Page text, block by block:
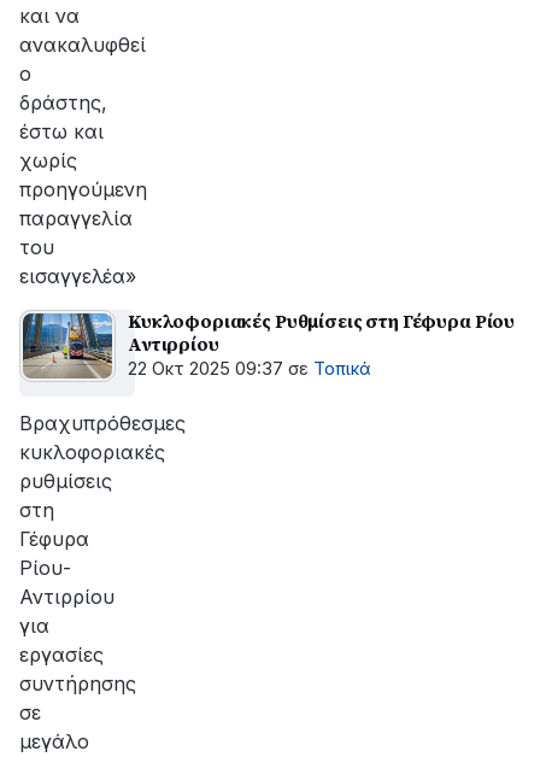
και να
ανακαλυφθεί
ο
δράστης,
έστω και
χωρίς
προηγούμενη
παραγγελία
του
εισαγγελέα»
Κυκλοφοριακές Ρυθμίσεις στη Γέφυρα Ρίου
Αντιρρίου
22 Οκτ 2025 09:37 σε Τοπικά
Βραχυπρόθεσμες
κυκλοφοριακές
ρυθμίσεις
στη
Γέφυρα
Ρίου-
Αντιρρίου
για
εργασίες
συντήρησης
σε
μεγάλο